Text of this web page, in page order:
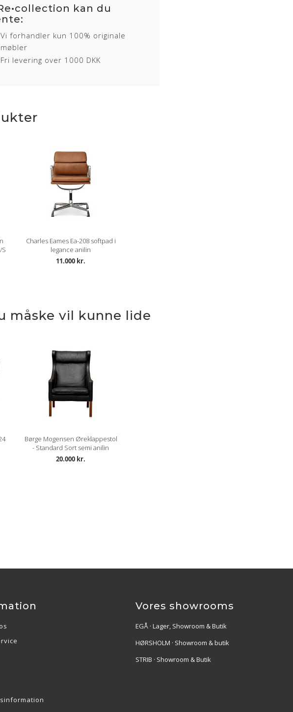
kan du
Vi forhandler kun 100% originale
møbler
Fri levering over 1000 DKK
Charles Eames Ea-208 softpad i
legance anilin
11.000 kr.
måske vil kunne lide
Børge Mogensen Øreklappestol
- Standard Sort semi anilin
20.000 kr.
Vores showrooms
EGÅ · Lager, Showroom & Butik
HØRSHOLM · Showroom & butik
STRIB · Showroom & Butik